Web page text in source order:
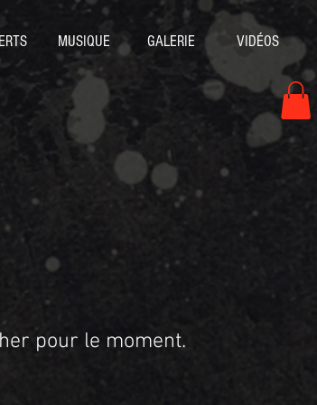
MUSIQUE GALERIE VIDÉOS
pour le moment.